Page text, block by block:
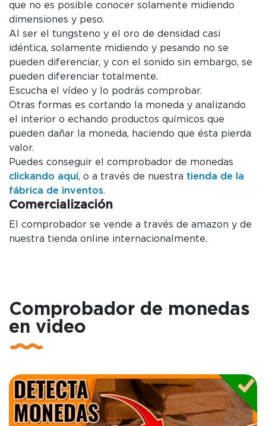
que no es posible conocer solamente midiendo
dimensiones y peso.
Al ser el tungsteno y el oro de densidad casi
idéntica, solamente midiendo y pesando no se
pueden diferenciar, y con el sonido sin embargo, se
pueden diferenciar totalmente.
Escucha el vídeo y lo podrás comprobar.
Otras formas es cortando la moneda y analizando
el interior o echando productos químicos que
pueden dañar la moneda, haciendo que ésta pierda
valor.
Puedes conseguir el comprobador de monedas
clickando aquí, o a través de nuestra tienda de la
fábrica de inventos.
Comercialización
El comprobador se vende a través de amazon y de
nuestra tienda online internacionalmente.
Comprobador de monedas
en video